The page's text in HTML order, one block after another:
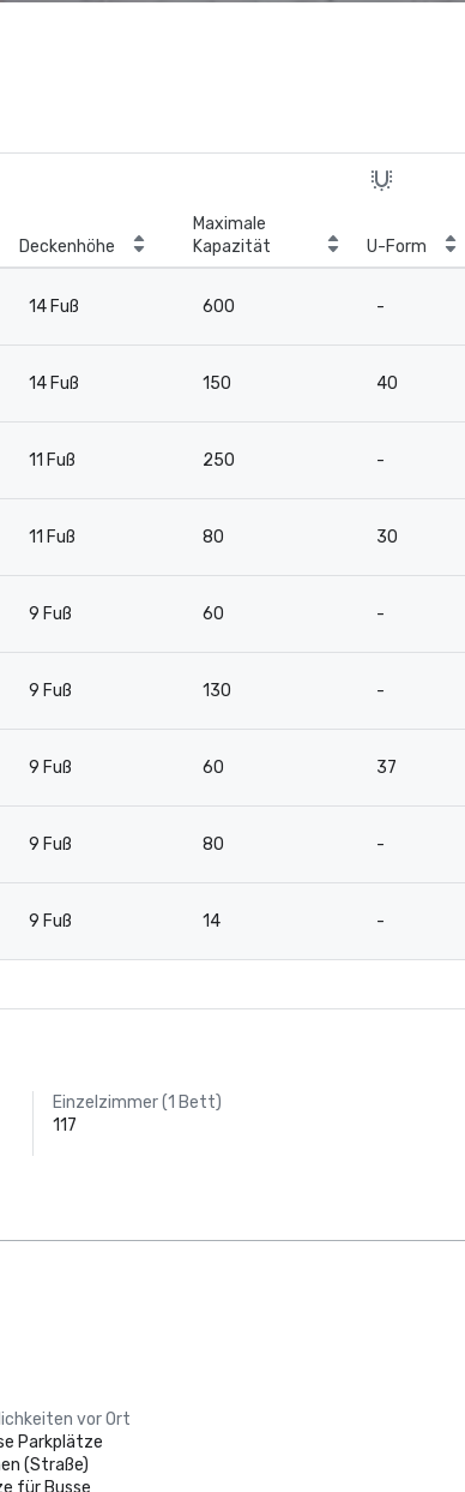
Deckenhöhe
Maximale
Kapazität
U-Form
14 Fuß 600 -
14 Fuß 150 40
11 Fuß 250 -
11 Fuß 80 30
9 Fuß 60 -
9 Fuß 130 -
9 Fuß 60 37
9 Fuß 80 -
9 Fuß 14 -
Einzelzimmer (1 Bett)
117
vor Ort
Parkplätze
(Straße)
für Busse